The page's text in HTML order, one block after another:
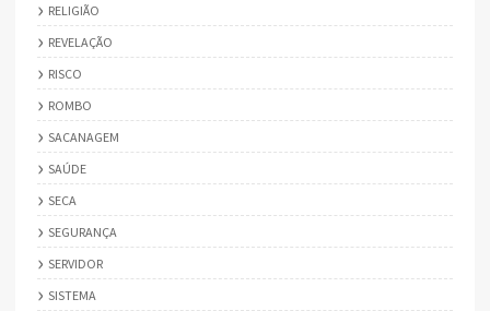
RELIGIÃO
REVELAÇÃO
RISCO
ROMBO
SACANAGEM
SAÚDE
SECA
SEGURANÇA
SERVIDOR
SISTEMA